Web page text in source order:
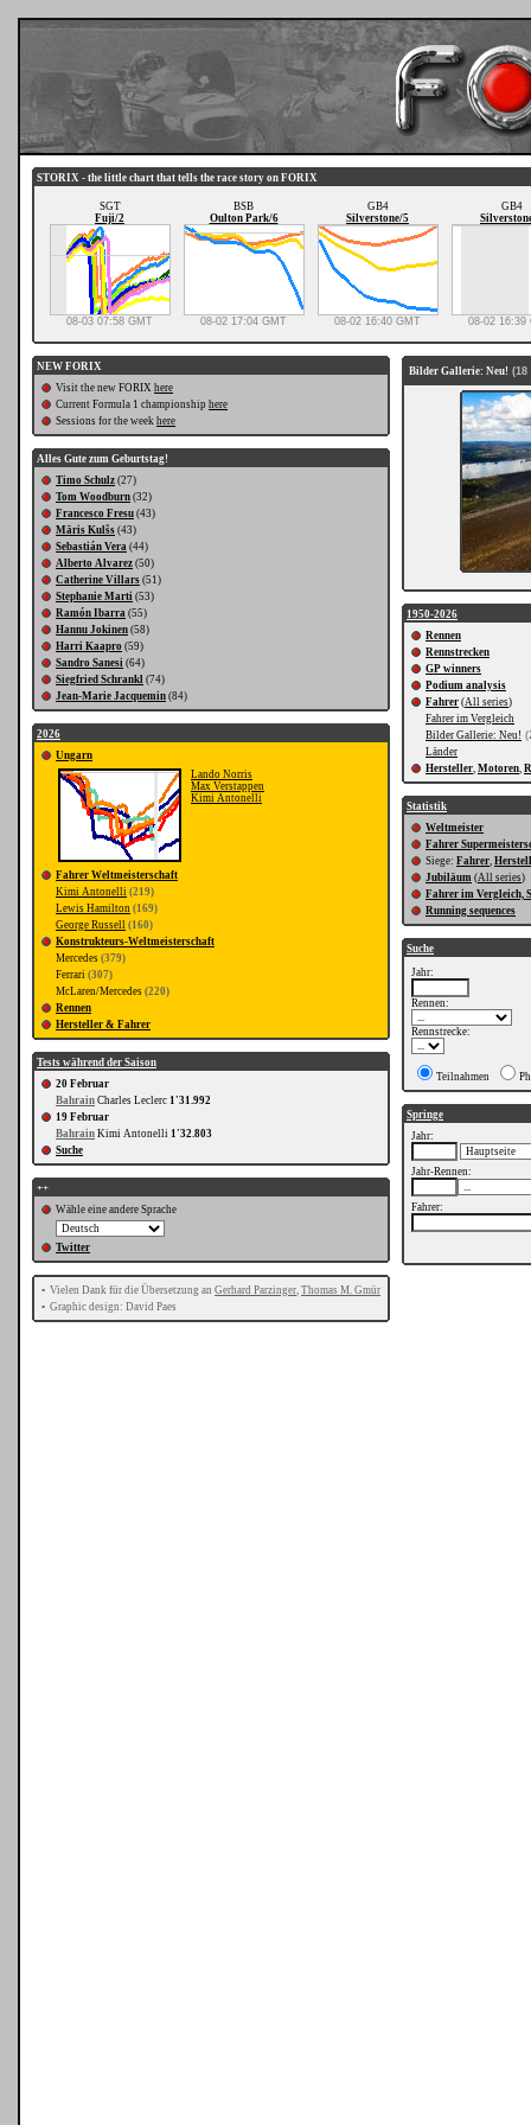
STORIX - the little chart that tells the race story on FORIX
SGT
Fuji/2
08-03 07:58 GMT
BSB
Oulton Park/6
08-02 17:04 GMT
GB4
Silverstone/5
08-02 16:40 GMT
GB4
08-02 16:39
NEW FORIX
Visit the new FORIX here
Current Formula 1 championship here
Sessions for the week here
Alles Gute zum Geburtstag!
Timo Schulz (27)
Tom Woodburn (32)
Francesco Fresu (43)
Māris Kulšs (43)
Sebastián Vera (44)
Alberto Alvarez (50)
Catherine Villars (51)
Stephanie Marti (53)
Ramón Ibarra (55)
Hannu Jokinen (58)
Harri Kaapro (59)
Sandro Sanesi (64)
Siegfried Schrankl (74)
Jean-Marie Jacquemin (84)
2026
Ungarn
Lando Norris
Max Verstappen
Kimi Antonelli
Fahrer Weltmeisterschaft
Kimi Antonelli (219)
Lewis Hamilton (169)
George Russell (160)
Konstrukteurs-Weltmeisterschaft
Mercedes (379)
Ferrari (307)
McLaren/Mercedes (220)
Rennen
Hersteller & Fahrer
Tests während der Saison
20 Februar
Bahrain Charles Leclerc 1'31.992
19 Februar
Bahrain Kimi Antonelli 1'32.803
Suche
++
Wähle eine andere Sprache
Twitter
• Vielen Dank für die Übersetzung an Gerhard Parzinger, Thomas M. Gmür
• Graphic design: David Paes
Bilder Gallerie: Neu! (18
1950-2026
Rennen
Rennstrecken
GP winners
Podium analysis
Fahrer (All series)
Fahrer im Vergleich
Bilder Gallerie: Neu!
Länder
Hersteller, Motoren,
Statistik
Weltmeister
Fahrer
Siege: Fahrer,
Jubiläum (All series)
Fahrer im Vergleich,
Running sequences
Suche
Jahr:
Rennen:
Rennstrecke:
Teilnahmen
Springe
Jahr:
Jahr-Rennen:
Fahrer: